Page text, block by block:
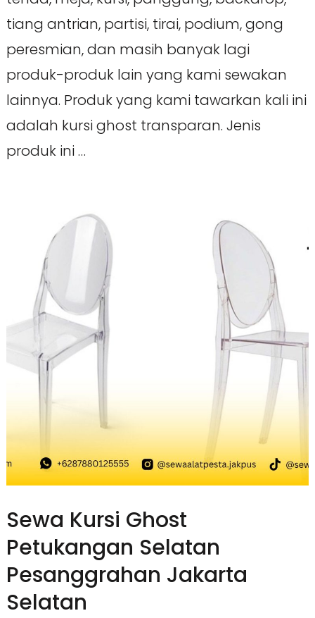
tiang antrian, partisi, tirai, podium, gong
peresmian, dan masih banyak lagi
produk-produk lain yang kami sewakan
lainnya. Produk yang kami tawarkan kali ini
adalah kursi ghost transparan. Jenis
produk ini …
Sewa Kursi Ghost
Petukangan Selatan
Pesanggrahan Jakarta
Selatan